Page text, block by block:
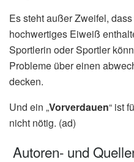
Es steht außer Zweifel,
hochwertiges Eiweiß
Sportlerin oder Sportler
Probleme über einen
decken.
Und ein „Vorverdauen“ ist
nicht nötig. (ad)
Autoren- und